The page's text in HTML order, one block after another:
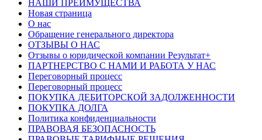
НАШИ ПРЕИМУЩЕСТВА
Новая страница
О нас
Обращение генерального директора
ОТЗЫВЫ О НАС
Отзывы о юридической компании Результат+
ПАРТНЕРСТВО С НАМИ И РАБОТА У НАС
Переговорный процесс
Переговорный процесс
ПОКУПКА ДЕБИТОРСКОЙ ЗАДОЛЖЕННОСТИ
ПОКУПКА ДОЛГА
Политика конфиденциальности
ПРАВОВАЯ БЕЗОПАСНОСТЬ